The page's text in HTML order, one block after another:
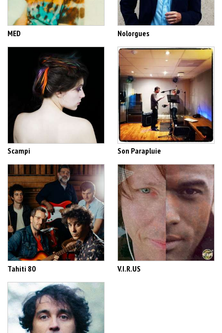
MED Nolorgues
Scampi Son Parapluie
Tahiti 80 V.I.R.US